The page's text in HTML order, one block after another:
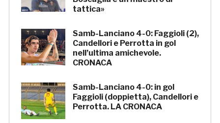
tattica»
Samb-Lanciano 4-0: Faggioli (2),
Candellori e Perrotta in gol
nell’ultima amichevole.
CRONACA
Samb-Lanciano 4-0: in gol
Faggioli (doppietta), Candellori e
Perrotta. LA CRONACA